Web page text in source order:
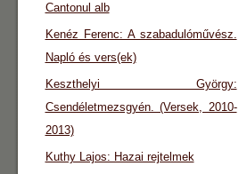
Cantonul alb
Kenéz Ferenc: A szabadulóművész.
Napló és vers(ek)
Keszthelyi György:
Csendéletmezsgyén. (Versek, 2010-
2013)
Kuthy Lajos: Hazai rejtelmek